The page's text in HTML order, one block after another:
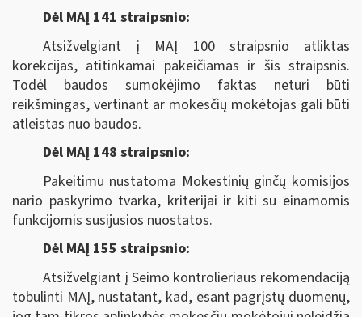
Dėl MAĮ 141 straipsnio:
Atsižvelgiant į MAĮ 100 straipsnio atliktas
korekcijas, atitinkamai pakeičiamas ir šis straipsnis.
Todėl baudos sumokėjimo faktas neturi būti
reikšmingas, vertinant ar mokesčių mokėtojas gali būti
atleistas nuo baudos.
Dėl MAĮ 148 straipsnio:
Pakeitimu nustatoma Mokestinių ginčų komisijos
nario paskyrimo tvarka, kriterijai ir kiti su einamomis
funkcijomis susijusios nuostatos.
Dėl MAĮ 155 straipsnio:
Atsižvelgiant į Seimo kontrolieriaus rekomendaciją
tobulinti MAĮ, nustatant, kad, esant pagrįstų duomenų,